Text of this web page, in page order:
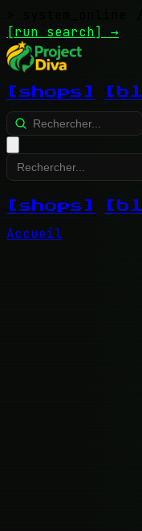
[run search] →
[shops]
[shops]
Accueil